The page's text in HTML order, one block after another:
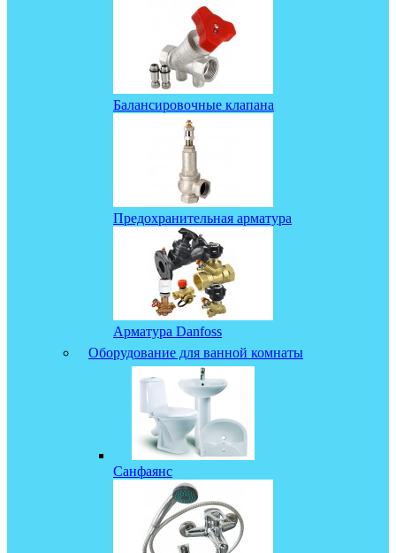
Балансировочные клапана
Предохранительная арматура
Арматура Danfoss
Оборудование для ванной комнаты
Санфаянс